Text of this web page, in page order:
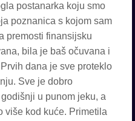
postanarka koju smo
poznanica s kojom sam
premosti finansijsku
bila je baš očuvana i
dana je sve proteklo
Sve je dobro
u punom jeku, a
više kod kuće. Primetila